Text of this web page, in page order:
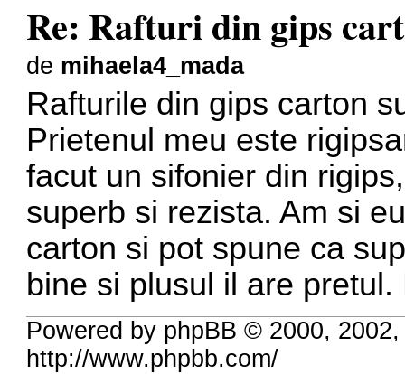
Re: Rafturi din gips
de mihaela4_mada
Rafturile din gips carton
Prietenul meu este
facut un sifonier din
superb si rezista. Am si
carton si pot spune ca
bine si plusul il are
Powered by phpBB © 2000,
http://www.phpbb.com/